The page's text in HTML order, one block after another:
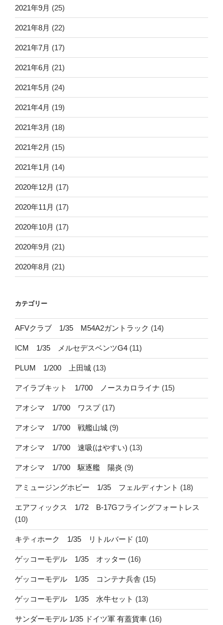
2021年9月 (25)
2021年8月 (22)
2021年7月 (17)
2021年6月 (21)
2021年5月 (24)
2021年4月 (19)
2021年3月 (18)
2021年2月 (15)
2021年1月 (14)
2020年12月 (17)
2020年11月 (17)
2020年10月 (17)
2020年9月 (21)
2020年8月 (21)
カテゴリー
AFVクラブ 1/35 M54A2ガントラック (14)
ICM 1/35 メルセデスベンツG4 (11)
PLUM 1/200 上田城 (13)
アイラブキット 1/700 ノースカロライナ (15)
アオシマ 1/700 ワスプ(17)
アオシマ 1/700 戦艦山城 (9)
アオシマ 1/700 速吸(はやすい) (13)
アオシマ 1/700 駆逐艦 陽炎 (9)
アミュージングホビー 1/35 フェルディナント (18)
エアフィックス 1/72 B-17Gフライングフォートレス
(10)
キティホーク 1/35 リトルバード (10)
ゲッコーモデル 1/35 オッター (16)
ゲッコーモデル 1/35 コンテナ兵舎 (15)
ゲッコーモデル 1/35 水牛セット (13)
サンダーモデル 1/35 ドイツ軍 有蓋貨車 (16)